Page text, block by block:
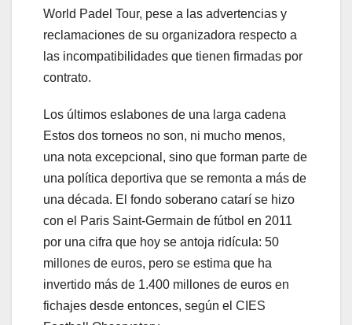
World Padel Tour, pese a las advertencias y
reclamaciones de su organizadora respecto a
las incompatibilidades que tienen firmadas por
contrato.
Los últimos eslabones de una larga cadena
Estos dos torneos no son, ni mucho menos,
una nota excepcional, sino que forman parte de
una política deportiva que se remonta a más de
una década. El fondo soberano catarí se hizo
con el Paris Saint-Germain de fútbol en 2011
por una cifra que hoy se antoja ridícula: 50
millones de euros, pero se estima que ha
invertido más de 1.400 millones de euros en
fichajes desde entonces, según el CIES